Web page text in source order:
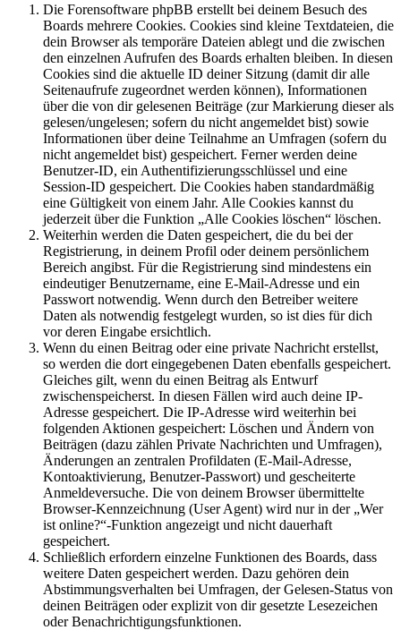
Die Forensoftware phpBB erstellt bei deinem Besuch des
Boards mehrere Cookies. Cookies sind kleine Textdateien, die
dein Browser als temporäre Dateien ablegt und die zwischen
den einzelnen Aufrufen des Boards erhalten bleiben. In diesen
Cookies sind die aktuelle ID deiner Sitzung (damit dir alle
Seitenaufrufe zugeordnet werden können), Informationen
über die von dir gelesenen Beiträge (zur Markierung dieser als
gelesen/ungelesen; sofern du nicht angemeldet bist) sowie
Informationen über deine Teilnahme an Umfragen (sofern du
nicht angemeldet bist) gespeichert. Ferner werden deine
Benutzer-ID, ein Authentifizierungsschlüssel und eine
Session-ID gespeichert. Die Cookies haben standardmäßig
eine Gültigkeit von einem Jahr. Alle Cookies kannst du
jederzeit über die Funktion „Alle Cookies löschen“ löschen.
Weiterhin werden die Daten gespeichert, die du bei der
Registrierung, in deinem Profil oder deinem persönlichem
Bereich angibst. Für die Registrierung sind mindestens ein
eindeutiger Benutzername, eine E-Mail-Adresse und ein
Passwort notwendig. Wenn durch den Betreiber weitere
Daten als notwendig festgelegt wurden, so ist dies für dich
vor deren Eingabe ersichtlich.
Wenn du einen Beitrag oder eine private Nachricht erstellst,
so werden die dort eingegebenen Daten ebenfalls gespeichert.
Gleiches gilt, wenn du einen Beitrag als Entwurf
zwischenspeicherst. In diesen Fällen wird auch deine IP-
Adresse gespeichert. Die IP-Adresse wird weiterhin bei
folgenden Aktionen gespeichert: Löschen und Ändern von
Beiträgen (dazu zählen Private Nachrichten und Umfragen),
Änderungen an zentralen Profildaten (E-Mail-Adresse,
Kontoaktivierung, Benutzer-Passwort) und gescheiterte
Anmeldeversuche. Die von deinem Browser übermittelte
Browser-Kennzeichnung (User Agent) wird nur in der „Wer
ist online?“-Funktion angezeigt und nicht dauerhaft
gespeichert.
Schließlich erfordern einzelne Funktionen des Boards, dass
weitere Daten gespeichert werden. Dazu gehören dein
Abstimmungsverhalten bei Umfragen, der Gelesen-Status von
deinen Beiträgen oder explizit von dir gesetzte Lesezeichen
oder Benachrichtigungsfunktionen.